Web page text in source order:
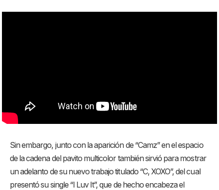
Sin embargo, junto con la aparición de “Camz” en el espacio
de la cadena del pavito multicolor también sirvió para mostrar
un adelanto de su nuevo trabajo titulado “C, XOXO”, del cual
presentó su single “I Luv It”, que de hecho encabeza el